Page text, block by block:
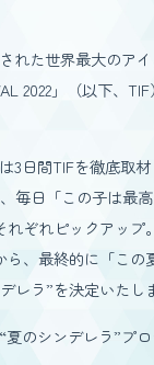
れた世界最大のア
2022」（以下、
3日間TIFを徹底取
毎日「この子は最
ぞれピックアップ
ら、最終的に「この
レラ”を決定いたし
のシンデレラ”プロ